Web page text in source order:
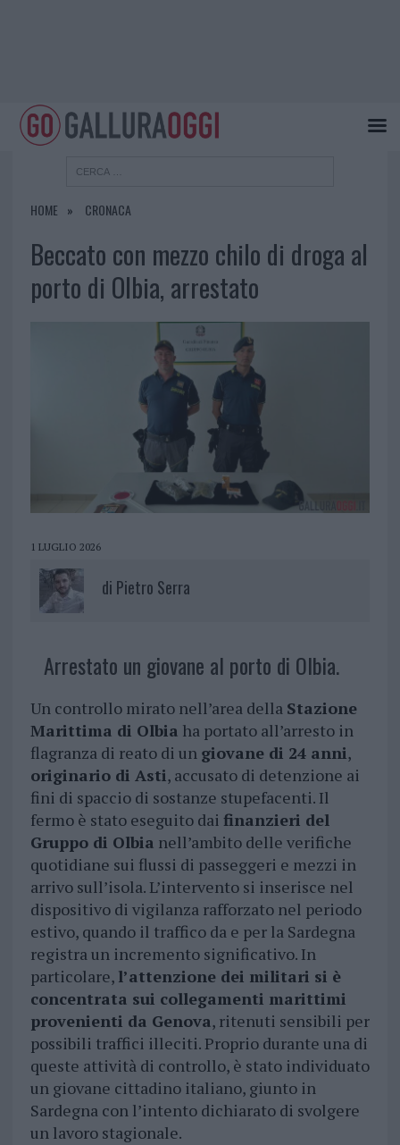
HOME CRONACA
Beccato con mezzo chilo di droga al
porto di Olbia, arrestato
1 LUGLIO 2026
di Pietro Serra
Arrestato un giovane al porto di Olbia.
Un controllo mirato nell’area della Stazione
Marittima di Olbia ha portato all’arresto in
flagranza di reato di un giovane di 24 anni,
originario di Asti, accusato di detenzione ai
fini di spaccio di sostanze stupefacenti. Il
fermo è stato eseguito dai finanzieri del
Gruppo di Olbia nell’ambito delle verifiche
quotidiane sui flussi di passeggeri e mezzi in
arrivo sull’isola. L’intervento si inserisce nel
dispositivo di vigilanza rafforzato nel periodo
estivo, quando il traffico da e per la Sardegna
registra un incremento significativo. In
particolare, l’attenzione dei militari si è
concentrata sui collegamenti marittimi
provenienti da Genova, ritenuti sensibili per
possibili traffici illeciti. Proprio durante una di
queste attività di controllo, è stato individuato
un giovane cittadino italiano, giunto in
Sardegna con l’intento dichiarato di svolgere
un lavoro stagionale.